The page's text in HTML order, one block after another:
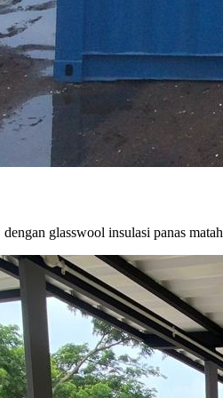
glasswool insulasi panas